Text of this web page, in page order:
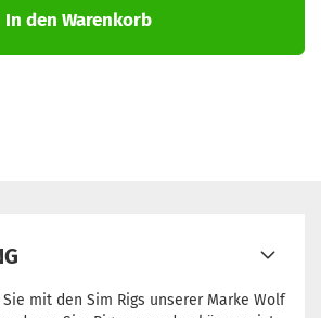
In den Warenkorb
Sie mit den Sim Rigs unserer Marke Wolf